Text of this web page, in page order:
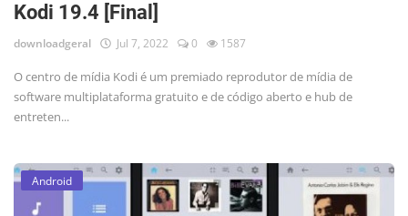
Kodi 19.4 [Final]
downloadgeral Jul 7, 2022 0 1587
O centro de mídia Kodi é um premiado reprodutor de mídia de
software multiplataforma gratuito e de código aberto e hub de
entreten...
Android